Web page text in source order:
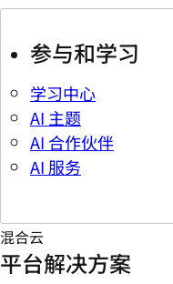
参与和学习
学习中心
AI 主题
AI 合作伙伴
AI 服务
混合云
平台解决方案